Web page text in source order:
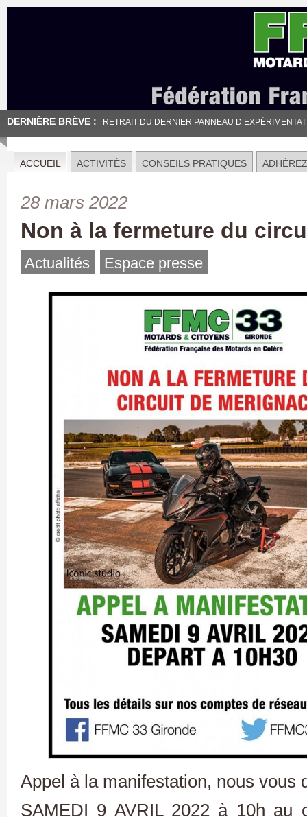
DERNIÈRE BRÈVE : RETRAIT DU DERNIER PANNEAU
ACCUEIL ACTIVITÉS CONSEILS PRATIQUES ADHÉREZ
28 mars 2022
Non à la fermeture du
Actualités Espace presse
Appel à la manifestation, nous vous
SAMEDI 9 AVRIL 2022 à 10h au